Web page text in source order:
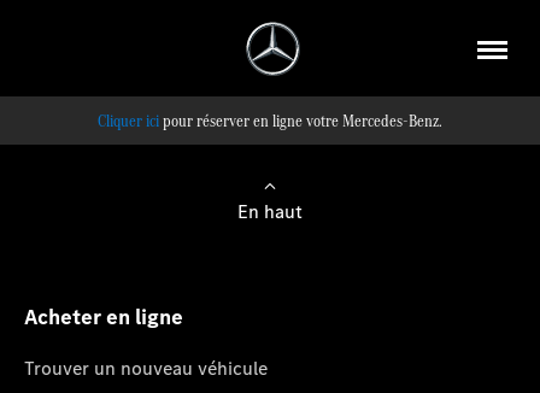
pour réserver en ligne votre Mercedes-Benz.
En haut
Acheter en ligne
Trouver un nouveau véhicule